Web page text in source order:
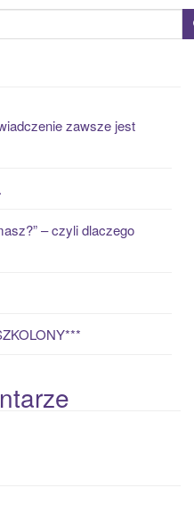
zawsze jest
– czyli dlaczego